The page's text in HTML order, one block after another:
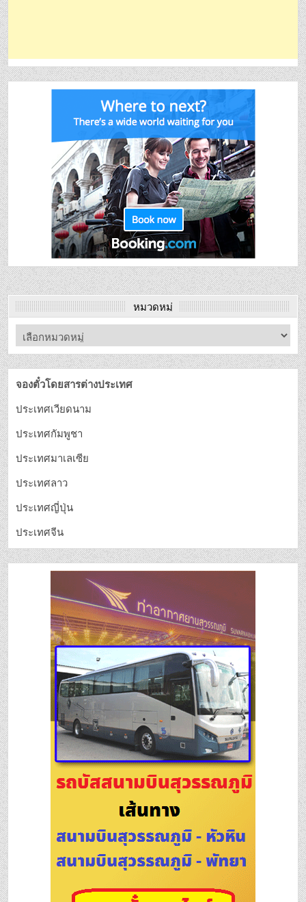
หมวดหมู่
จองตั๋วโดยสารต่างประเทศ
ประเทศเวียดนาม
ประเทศกัมพูชา
ประเทศมาเลเซีย
ประเทศลาว
ประเทศญี่ปุ่น
ประเทศจีน